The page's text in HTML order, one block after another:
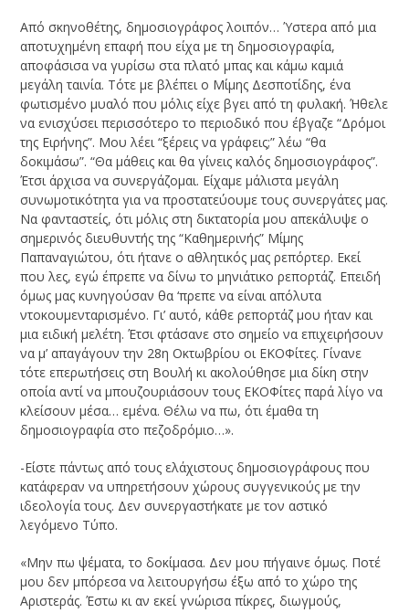
Από σκηνοθέτης, δημοσιογράφος λοιπόν… Ύστερα από μια
αποτυχημένη επαφή που είχα με τη δημοσιογραφία,
αποφάσισα να γυρίσω στα πλατό μπας και κάμω καμιά
μεγάλη ταινία. Τότε με βλέπει ο Μίμης Δεσποτίδης, ένα
φωτισμένο μυαλό που μόλις είχε βγει από τη φυλακή. Ήθελε
να ενισχύσει περισσότερο το περιοδικό που έβγαζε “Δρόμοι
της Ειρήνης”. Μου λέει “ξέρεις να γράφεις;” λέω “θα
δοκιμάσω”. “Θα μάθεις και θα γίνεις καλός δημοσιογράφος”.
Έτσι άρχισα να συνεργάζομαι. Είχαμε μάλιστα μεγάλη
συνωμοτικότητα για να προστατεύουμε τους συνεργάτες μας.
Να φανταστείς, ότι μόλις στη δικτατορία μου απεκάλυψε ο
σημερινός διευθυντής της “Καθημερινής” Μίμης
Παπαναγιώτου, ότι ήτανε ο αθλητικός μας ρεπόρτερ. Εκεί
που λες, εγώ έπρεπε να δίνω το μηνιάτικο ρεπορτάζ. Επειδή
όμως μας κυνηγούσαν θα ‘πρεπε να είναι απόλυτα
ντοκουμενταρισμένο. Γι’ αυτό, κάθε ρεπορτάζ μου ήταν και
μια ειδική μελέτη. Έτσι φτάσανε στο σημείο να επιχειρήσουν
να μ’ απαγάγουν την 28η Οκτωβρίου οι ΕΚΟΦίτες. Γίνανε
τότε επερωτήσεις στη Βουλή κι ακολούθησε μια δίκη στην
οποία αντί να μπουζουριάσουν τους ΕΚΟΦίτες παρά λίγο να
κλείσουν μέσα… εμένα. Θέλω να πω, ότι έμαθα τη
δημοσιογραφία στο πεζοδρόμιο…».
-Είστε πάντως από τους ελάχιστους δημοσιογράφους που
κατάφεραν να υπηρετήσουν χώρους συγγενικούς με την
ιδεολογία τους. Δεν συνεργαστήκατε με τον αστικό
λεγόμενο Τύπο.
«Μην πω ψέματα, το δοκίμασα. Δεν μου πήγαινε όμως. Ποτέ
μου δεν μπόρεσα να λειτουργήσω έξω από το χώρο της
Αριστεράς. Έστω κι αν εκεί γνώρισα πίκρες, διωγμούς,